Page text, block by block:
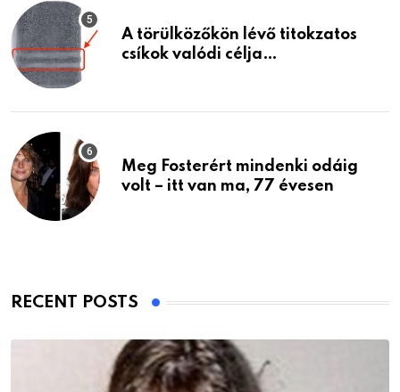
A törülközőkön lévő titokzatos
csíkok valódi célja…
Meg Fosterért mindenki odáig
volt – itt van ma, 77 évesen
RECENT POSTS